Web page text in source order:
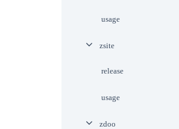
usage
zsite
release
usage
zdoo